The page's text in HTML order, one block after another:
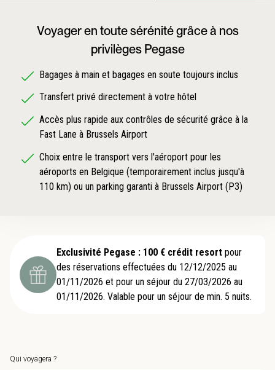
Voyager en toute sérénité grâce à nos
privilèges Pegase
Bagages à main et bagages en soute toujours inclus
Transfert privé directement à votre hôtel
Accès plus rapide aux contrôles de sécurité grâce à la
Fast Lane à Brussels Airport
Choix entre le transport vers l'aéroport pour les
aéroports en Belgique (temporairement inclus jusqu'à
110 km) ou un parking garanti à Brussels Airport (P3)
Exclusivité Pegase : 100 € crédit resort pour
des réservations effectuées du 12/12/2025 au
01/11/2026 et pour un séjour du 27/03/2026 au
01/11/2026. Valable pour un séjour de min. 5 nuits.
Qui voyagera ?